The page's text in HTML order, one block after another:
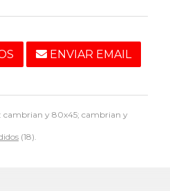
cambrian y 80x45; cambrian y
(18).
ENVIAR EMAIL